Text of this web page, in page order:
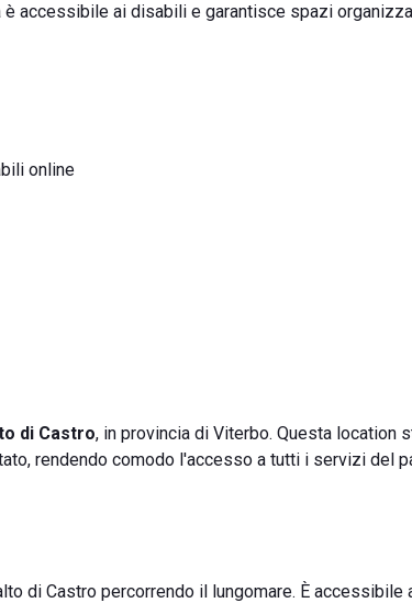
accessibile ai disabili e garantisce spazi
online
di Castro, in provincia di Viterbo. Questa location
rendendo comodo l'accesso a tutti i servizi del
di Castro percorrendo il lungomare. È accessibile